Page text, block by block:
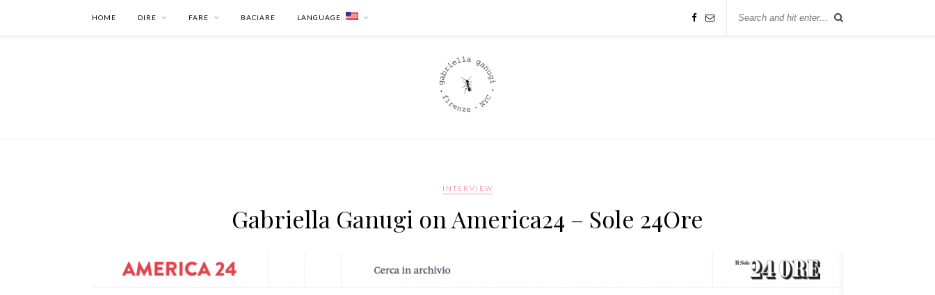
HOME DIRE FARE BACIARE LANGUAGE:
INTERVIEW
Gabriella Ganugi on America24 – Sole 24Ore